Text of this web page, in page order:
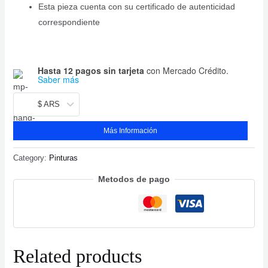
Esta pieza cuenta con su certificado de autenticidad
correspondiente
Hasta 12 pagos sin tarjeta con Mercado Crédito.
Saber más
$ ARS
Más Información
Category: Pinturas
Metodos de pago
Related products